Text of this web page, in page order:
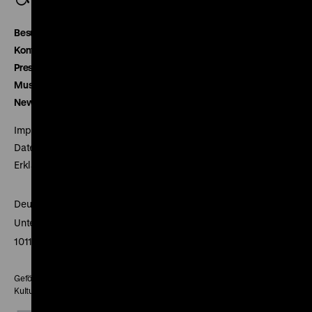
Besucherservice
Kontakt
Presse
Museumsverein
Newsletter
Impressum
Datenschutz
Erklärung digitale Barrierefreiheit
Deutsches Historisches Museum
Unter den Linden 2
10117 Berlin
Gefördert mit Mitteln des Beauftragten der Bundesregierung für
Kultur und Medien